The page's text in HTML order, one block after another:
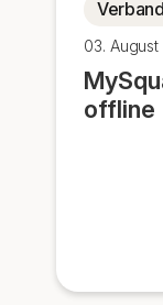
03.
offline